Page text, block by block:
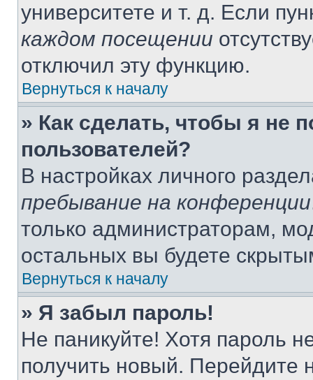
университете и т. д. Если
каждом посещении
отключил эту функцию.
Вернуться к началу
» Как сделать, чтобы я не
пользователей?
В настройках личного
пребывание на конференции
только администраторам,
остальных вы будете
Вернуться к началу
» Я забыл пароль!
Не паникуйте! Хотя пароль
получить новый. Перейдите